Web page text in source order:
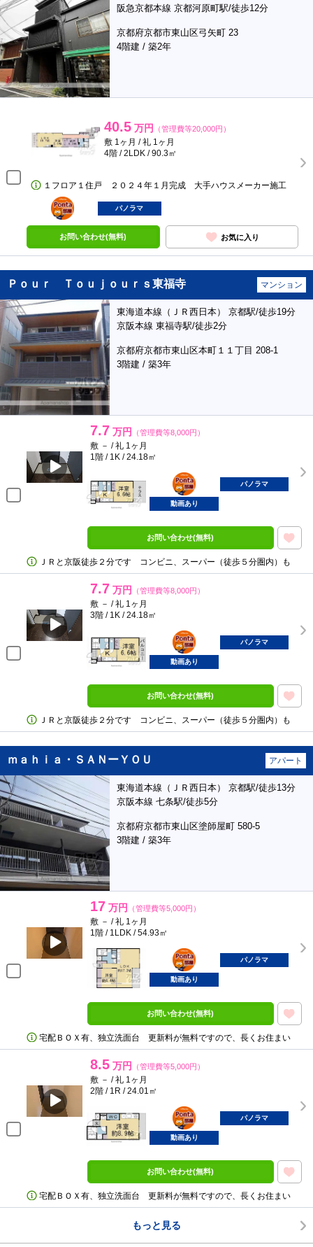
阪急京都本線 京都河原町駅/徒歩12分
京都府京都市東山区弓矢町 23
4階建 / 築2年
40.5 万円 （管理費等20,000円）
敷 1ヶ月 / 礼 1ヶ月
4階 / 2LDK / 90.3㎡
１フロア１住戸 ２０２４年１月完成 大手ハウスメーカー施工
ポンタ
部屋
パノラマ
お問い合わせ(無料) お気に入り
Ｐｏｕｒ Ｔｏｕｊｏｕｒｓ東福寺 マンション
東海道本線（ＪＲ西日本） 京都駅/徒歩19分
京阪本線 東福寺駅/徒歩2分
京都府京都市東山区本町１１丁目 208-1
3階建 / 築3年
7.7 万円 （管理費等8,000円）
敷 － / 礼 1ヶ月
1階 / 1K / 24.18㎡
ポンタ
部屋
パノラマ
動画あり
お問い合わせ(無料)
ＪＲと京阪徒歩２分です コンビニ、スーパー（徒歩５分圏内）も
7.7 万円 （管理費等8,000円）
敷 － / 礼 1ヶ月
3階 / 1K / 24.18㎡
ポンタ
部屋
パノラマ
動画あり
お問い合わせ(無料)
ＪＲと京阪徒歩２分です コンビニ、スーパー（徒歩５分圏内）も
ｍａｈｉａ・ＳＡＮーＹＯＵ アパート
東海道本線（ＪＲ西日本） 京都駅/徒歩13分
京阪本線 七条駅/徒歩5分
京都府京都市東山区塗師屋町 580-5
3階建 / 築3年
17 万円 （管理費等5,000円）
敷 － / 礼 1ヶ月
1階 / 1LDK / 54.93㎡
ポンタ
部屋
パノラマ
動画あり
お問い合わせ(無料)
宅配ＢＯＸ有、独立洗面台 更新料が無料ですので、長くお住まい
8.5 万円 （管理費等5,000円）
敷 － / 礼 1ヶ月
2階 / 1R / 24.01㎡
ポンタ
部屋
パノラマ
動画あり
お問い合わせ(無料)
宅配ＢＯＸ有、独立洗面台 更新料が無料ですので、長くお住まい
もっと見る